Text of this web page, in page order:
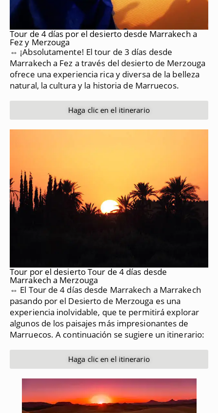
Tour de 4 días por el desierto desde Marrakech a
Fez y Merzouga
⇔ ¡Absolutamente! El tour de 3 días desde
Marrakech a Fez a través del desierto de Merzouga
ofrece una experiencia rica y diversa de la belleza
natural, la cultura y la historia de Marruecos.
Haga clic en el itinerario
Tour por el desierto Tour de 4 días desde
Marrakech a Merzouga
⇔ El Tour de 4 días desde Marrakech a Marrakech
pasando por el Desierto de Merzouga es una
experiencia inolvidable, que te permitirá explorar
algunos de los paisajes más impresionantes de
Marruecos. A continuación se sugiere un itinerario:
Haga clic en el itinerario